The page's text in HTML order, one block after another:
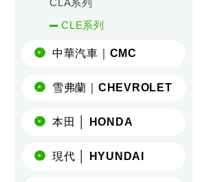
CLA系列
CLE系列
中華汽車｜CMC
雪弗蘭｜CHEVROLET
本田 │ HONDA
現代 │ HYUNDAI